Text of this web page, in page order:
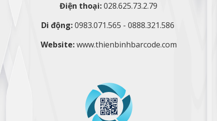
Điện thoại:028.625.73.2.79
Di động:0983.071.565 - 0888.321.586
Website:www.thienbinhbarcode.com